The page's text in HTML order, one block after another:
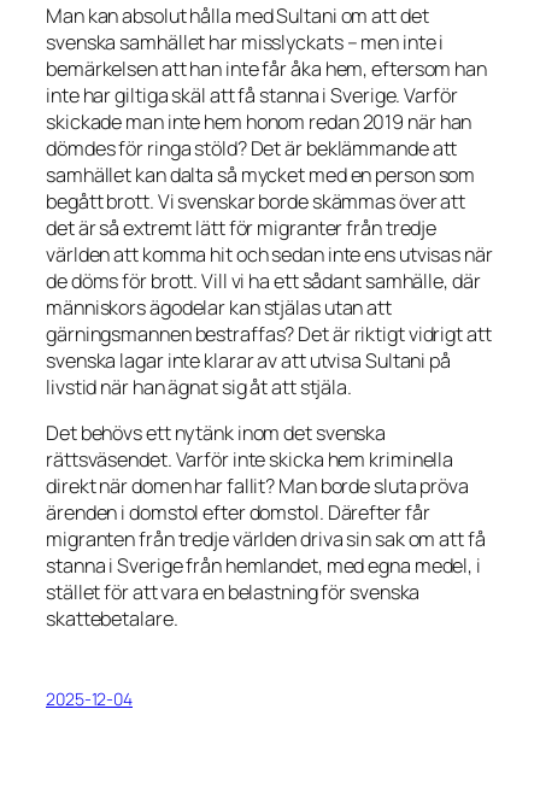
Man kan absolut hålla med Sultani om att det
svenska samhället har misslyckats – men inte i
bemärkelsen att han inte får åka hem, eftersom han
inte har giltiga skäl att få stanna i Sverige. Varför
skickade man inte hem honom redan 2019 när han
dömdes för ringa stöld? Det är beklämmande att
samhället kan dalta så mycket med en person som
begått brott. Vi svenskar borde skämmas över att
det är så extremt lätt för migranter från tredje
världen att komma hit och sedan inte ens utvisas när
de döms för brott. Vill vi ha ett sådant samhälle, där
människors ägodelar kan stjälas utan att
gärningsmannen bestraffas? Det är riktigt vidrigt att
svenska lagar inte klarar av att utvisa Sultani på
livstid när han ägnat sig åt att stjäla.
Det behövs ett nytänk inom det svenska
rättsväsendet. Varför inte skicka hem kriminella
direkt när domen har fallit? Man borde sluta pröva
ärenden i domstol efter domstol. Därefter får
migranten från tredje världen driva sin sak om att få
stanna i Sverige från hemlandet, med egna medel, i
stället för att vara en belastning för svenska
skattebetalare.
2025-12-04